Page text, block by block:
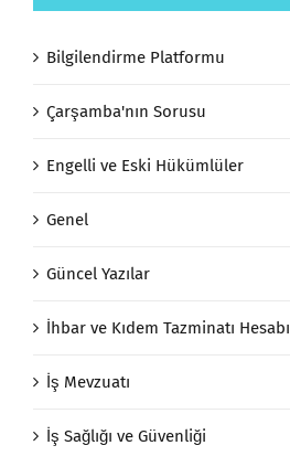
Bilgilendirme Platformu
Çarşamba'nın Sorusu
Engelli ve Eski Hükümlüler
Genel
Güncel Yazılar
İhbar ve Kıdem Tazminatı Hesabı
İş Mevzuatı
İş Sağlığı ve Güvenliği